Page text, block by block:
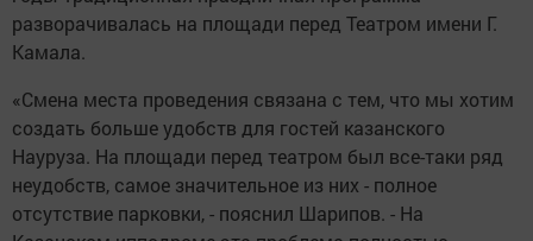
По словам директора Дома дружбы народов, в Казани
участвовать в празднествах будут восемь
национально-культурных объединений. Это
организации узбеков, таджиков, туркмен, афганцев,